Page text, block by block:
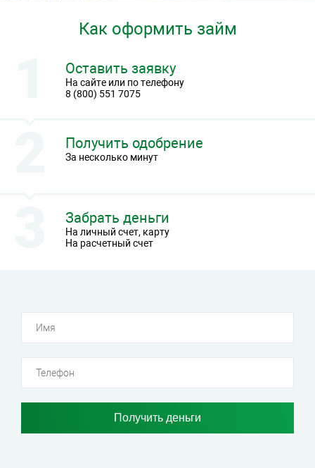
Как оформить займ
На сайте или по телефону
8 (800) 551 7075
Оставить заявку
За несколько минут
Получить одобрение
На личный счет, карту
На расчетный счет
Забрать деньги